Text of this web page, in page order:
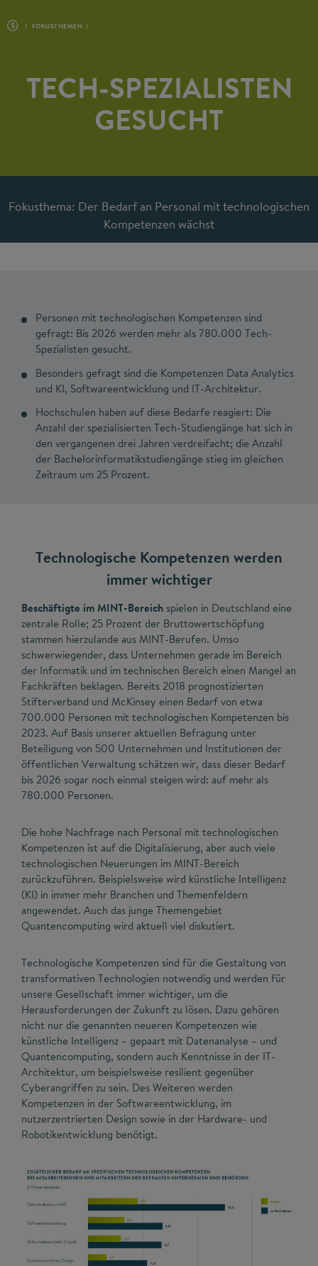
FOKUSTHEMEN
TECH-SPEZIALISTEN
GESUCHT
Fokusthema: Der Bedarf an Personal mit technologischen
Kompetenzen wächst
Personen mit technologischen Kompetenzen sind
gefragt: Bis 2026 werden mehr als 780.000 Tech-
Spezialisten gesucht.
Besonders gefragt sind die Kompetenzen Data Analytics
und KI, Softwareentwicklung und IT-Architektur.
Hochschulen haben auf diese Bedarfe reagiert: Die
Anzahl der spezialisierten Tech-Studiengänge hat sich in
den vergangenen drei Jahren verdreifacht; die Anzahl
der Bachelorinformatikstudiengänge stieg im gleichen
Zeitraum um 25 Prozent.
Technologische Kompetenzen werden
immer wichtiger
Beschäftigte im MINT-Bereich spielen in Deutschland eine
zentrale Rolle; 25 Prozent der Bruttowertschöpfung
stammen hierzulande aus MINT-Berufen. Umso
schwerwiegender, dass Unternehmen gerade im Bereich
der Informatik und im technischen Bereich einen Mangel an
Fachkräften beklagen. Bereits 2018 prognostizierten
Stifterverband und McKinsey einen Bedarf von etwa
700.000 Personen mit technologischen Kompetenzen bis
2023. Auf Basis unserer aktuellen Befragung unter
Beteiligung von 500 Unternehmen und Institutionen der
öffentlichen Verwaltung schätzen wir, dass dieser Bedarf
bis 2026 sogar noch einmal steigen wird: auf mehr als
780.000 Personen.
Die hohe Nachfrage nach Personal mit technologischen
Kompetenzen ist auf die Digitalisierung, aber auch viele
technologischen Neuerungen im MINT-Bereich
zurückzuführen. Beispielsweise wird künstliche Intelligenz
(KI) in immer mehr Branchen und Themenfeldern
angewendet. Auch das junge Themengebiet
Quantencomputing wird aktuell viel diskutiert.
Technologische Kompetenzen sind für die Gestaltung von
transformativen Technologien notwendig und werden für
unsere Gesellschaft immer wichtiger, um die
Herausforderungen der Zukunft zu lösen. Dazu gehören
nicht nur die genannten neueren Kompetenzen wie
künstliche Intelligenz – gepaart mit Datenanalyse – und
Quantencomputing, sondern auch Kenntnisse in der IT-
Architektur, um beispielsweise resilient gegenüber
Cyberangriffen zu sein. Des Weiteren werden
Kompetenzen in der Softwareentwicklung, im
nutzerzentrierten Design sowie in der Hardware- und
Robotikentwicklung benötigt.